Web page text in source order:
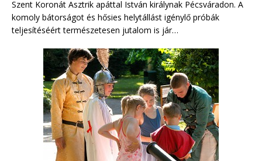
Szent Koronát Asztrik apáttal István királynak Pécsváradon. A
komoly bátorságot és hősies helytállást igénylő próbák
teljesítéséért természetesen jutalom is jár…